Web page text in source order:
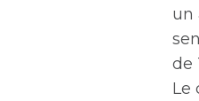
un
de
Le